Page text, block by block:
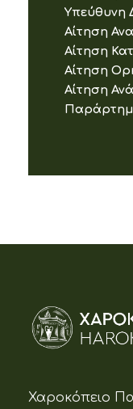
Υπεύθυνη
Αίτηση
Αίτηση
Αίτηση
Αίτηση
Χαροκόπειο